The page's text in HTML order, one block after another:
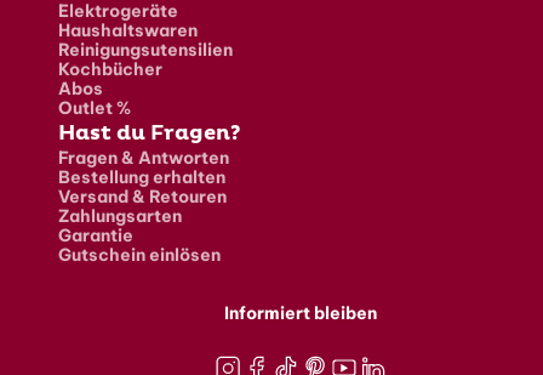
Elektrogeräte
Haushaltswaren
Reinigungsutensilien
Kochbücher
Abos
Outlet %
Hast du Fragen?
Fragen & Antworten
Bestellung erhalten
Versand & Retouren
Zahlungsarten
Garantie
Gutschein einlösen
Informiert bleiben